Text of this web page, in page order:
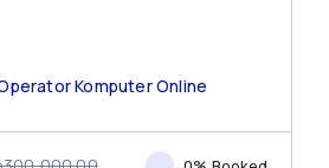
Komputer Online